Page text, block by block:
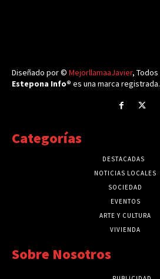
Diseñado por © MejorllamaaJavier,
Estepona Info® es una marca registrada.
Categorías
DESTACADAS
NOTICIAS LOCALES
SOCIEDAD
EVENTOS
ARTE Y CULTURA
VIVIENDA
Sobre Nosotros